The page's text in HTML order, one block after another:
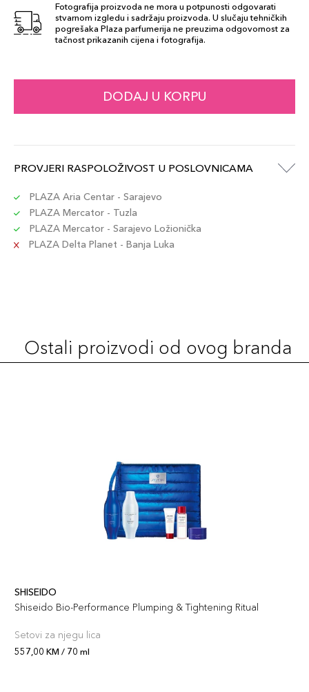
Fotografija proizvoda ne mora u potpunosti odgovarati
stvarnom izgledu i sadržaju proizvoda. U slučaju tehničkih
pogrešaka Plaza parfumerija ne preuzima odgovornost za
tačnost prikazanih cijena i fotografija.
DODAJ U KORPU
PROVJERI RASPOLOŽIVOST U POSLOVNICAMA
PLAZA Aria Centar - Sarajevo
PLAZA Mercator - Tuzla
PLAZA Mercator - Sarajevo Ložionička
PLAZA Delta Planet - Banja Luka
Ostali proizvodi od ovog branda
SHISEIDO
Shiseido Bio-Performance Plumping & Tightening Ritual
Setovi za njegu lica
557,00 KM / 70 ml